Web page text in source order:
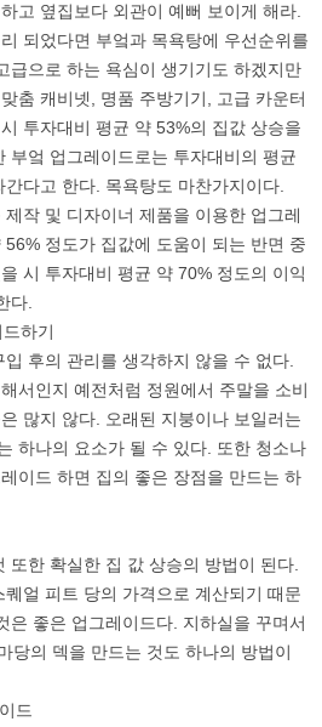
고 옆집보다 외관이 예뻐 보이게 해라.
되었다면 부엌과 목욕탕에 우선순위를
급으로 하는 욕심이 생기기도 하겠지만
춤 캐비넷, 명품 주방기기, 고급 카운터
투자대비 평균 약 53%의 집값 상승을
부엌 업그레이드로는 투자대비의 평균
다고 한다. 목욕탕도 마찬가지이다.
작 및 디자이너 제품을 이용한 업그레
정도가 집값에 도움이 되는 반면 중
시 투자대비 평균 약 70% 정도의 이익
다.
하기
후의 관리를 생각하지 않을 수 없다.
서인지 예전처럼 정원에서 주말을 소비
많지 않다. 오래된 지붕이나 보일러는
하나의 요소가 될 수 있다. 또한 청소나
이드 하면 집의 좋은 장점을 만드는 하
또한 확실한 집 값 상승의 방법이 된다.
얼 피트 당의 가격으로 계산되기 때문
은 좋은 업그레이드다. 지하실을 꾸며서
당의 덱을 만드는 것도 하나의 방법이
드